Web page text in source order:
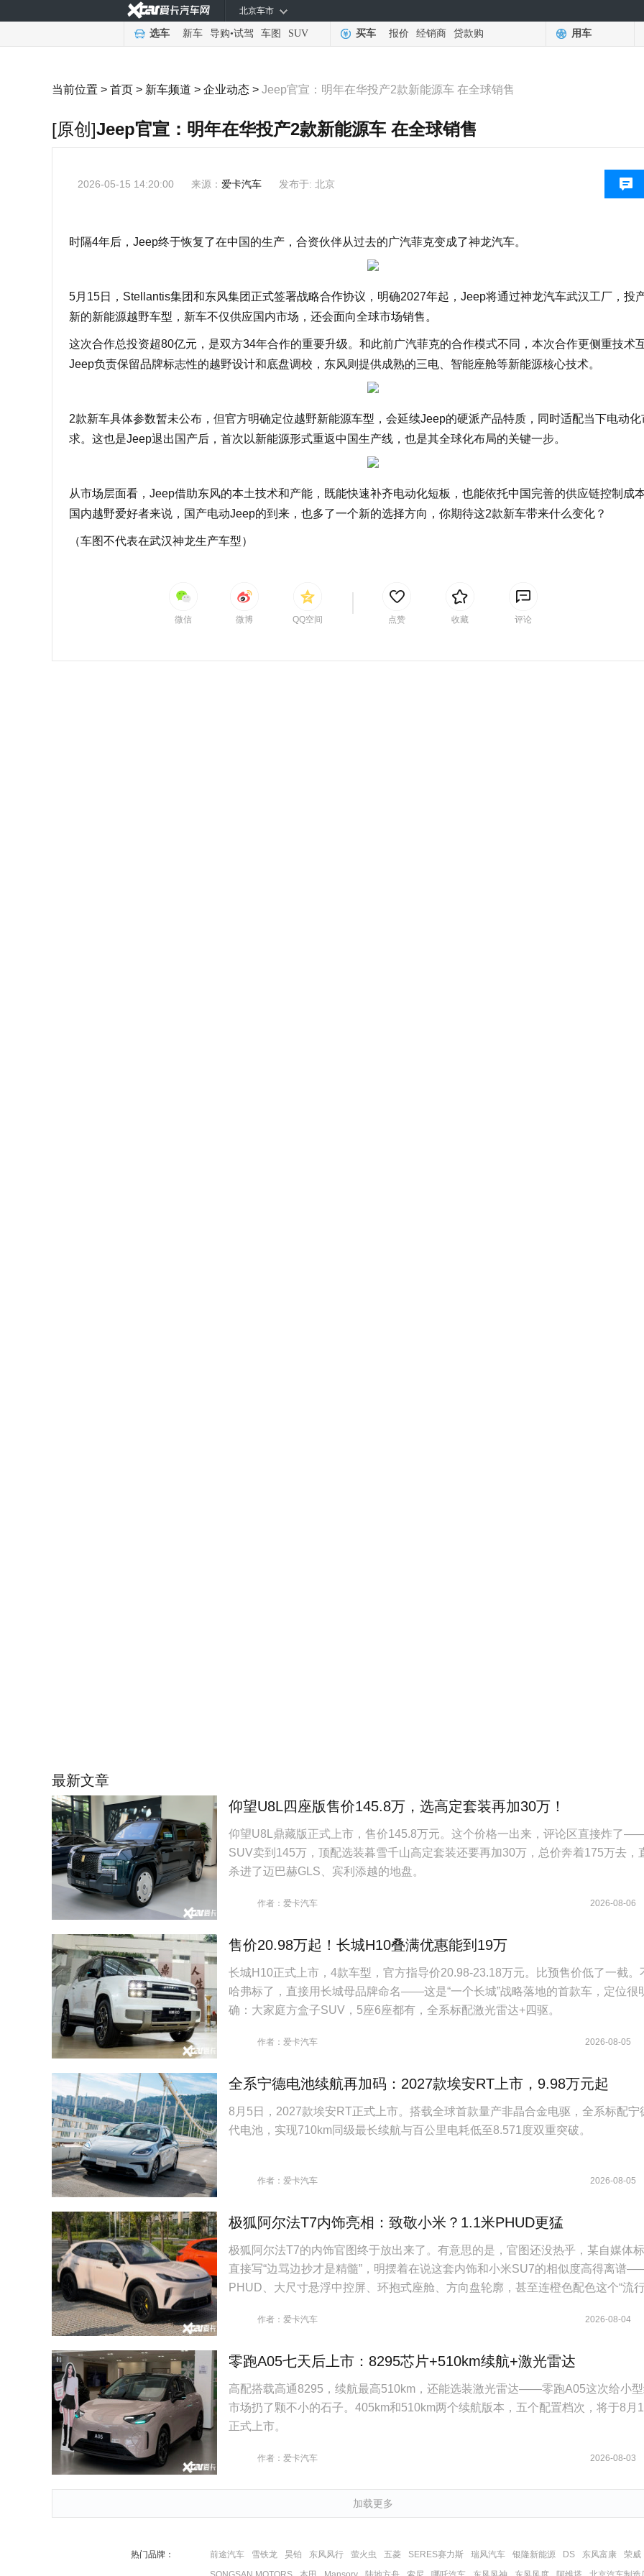
北京车市
选车 新车 导购•试驾 车图 SUV 买车 报价 经销商 贷款购 用车
当前位置 > 首页 > 新车频道 > 企业动态 > Jeep官宣：明年在华投产2款新能源车 在全球销售
[原创]Jeep官宣：明年在华投产2款新能源车 在全球销售
2026-05-15 14:20:00 来源： 爱卡汽车 发布于: 北京
时隔4年后，Jeep终于恢复了在中国的生产，合资伙伴从过去的广汽菲克变成了神龙汽车。
5月15日，Stellantis集团和东风集团正式签署战略合作协议，明确2027年起，Jeep将通过神龙汽车武汉工厂，投
新的新能源越野车型，新车不仅供应国内市场，还会面向全球市场销售。
这次合作总投资超80亿元，是双方34年合作的重要升级。和此前广汽菲克的合作模式不同，本次合作更侧重技术
Jeep负责保留品牌标志性的越野设计和底盘调校，东风则提供成熟的三电、智能座舱等新能源核心技术。
2款新车具体参数暂未公布，但官方明确定位越野新能源车型，会延续Jeep的硬派产品特质，同时适配当下电动化
求。这也是Jeep退出国产后，首次以新能源形式重返中国生产线，也是其全球化布局的关键一步。
从市场层面看，Jeep借助东风的本土技术和产能，既能快速补齐电动化短板，也能依托中国完善的供应链控制成
国内越野爱好者来说，国产电动Jeep的到来，也多了一个新的选择方向，你期待这2款新车带来什么变化？
（车图不代表在武汉神龙生产车型）
微信 微博 QQ空间 点赞 收藏 评论
最新文章
仰望U8L四座版售价145.8万，选高定套装再加30万！
仰望U8L鼎藏版正式上市，售价145.8万元。这个价格一出来，评论区直接炸了
SUV卖到145万，顶配选装暮雪千山高定套装还要再加30万，总价奔着175万去，
杀进了迈巴赫GLS、宾利添越的地盘。
作者：爱卡汽车 2026-08-06
售价20.98万起！长城H10叠满优惠能到19万
长城H10正式上市，4款车型，官方指导价20.98-23.18万元。比预售价低了一截。
哈弗标了，直接用长城母品牌命名——这是“一个长城”战略落地的首款车，定位很
确：大家庭方盒子SUV，5座6座都有，全系标配激光雷达+四驱。
作者：爱卡汽车 2026-08-05
全系宁德电池续航再加码：2027款埃安RT上市，9.98万元起
8月5日，2027款埃安RT正式上市。搭载全球首款量产非晶合金电驱，全系标配宁
代电池，实现710km同级最长续航与百公里电耗低至8.571度双重突破。
作者：爱卡汽车 2026-08-05
极狐阿尔法T7内饰亮相：致敬小米？1.1米PHUD更猛
极狐阿尔法T7的内饰官图终于放出来了。有意思的是，官图还没热乎，某自媒体
直接写“边骂边抄才是精髓”，明摆着在说这套内饰和小米SU7的相似度高得离谱
PHUD、大尺寸悬浮中控屏、环抱式座舱、方向盘轮廓，甚至连橙色配色这个“流
作者：爱卡汽车 2026-08-04
零跑A05七天后上市：8295芯片+510km续航+激光雷达
高配搭载高通8295，续航最高510km，还能选装激光雷达——零跑A05这次给小
市场扔了颗不小的石子。405km和510km两个续航版本，五个配置档次，将于8月
正式上市。
作者：爱卡汽车 2026-08-03
加载更多
热门品牌： 前途汽车 雪铁龙 昊铂 东风风行 萤火虫 五菱 SERES赛力斯 瑞风汽车 银隆新能源 DS 东风富康 荣威